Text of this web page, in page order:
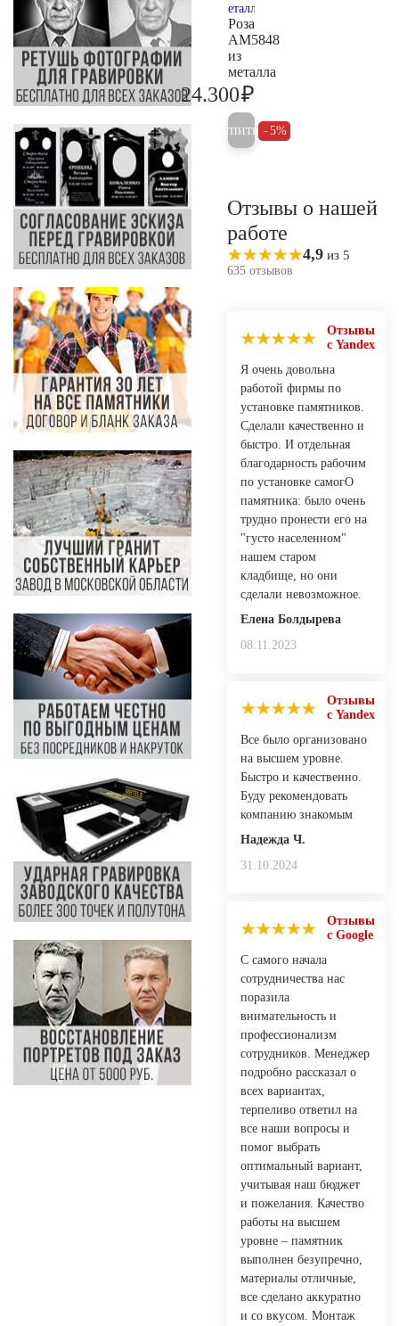
Роза
AM5848
из
металла
24.300₽
Купить 5%
Отзывы о нашей
работе
4,9 из 5
635 отзывов
Отзывы
с Yandex
Я очень довольна
работой фирмы по
установке памятников.
Сделали качественно и
быстро. И отдельная
благодарность рабочим
по установке самогО
памятника: было очень
трудно пронести его на
"густо населенном"
нашем старом
кладбище, но они
сделали невозможное.
Елена Болдырева
08.11.2023
Отзывы
с Yandex
Все было организовано
на высшем уровне.
Быстро и качественно.
Буду рекомендовать
компанию знакомым
Надежда Ч.
31.10.2024
Отзывы
с Google
С самого начала
сотрудничества нас
поразила
внимательность и
профессионализм
сотрудников. Менеджер
подробно рассказал о
всех вариантах,
терпеливо ответил на
все наши вопросы и
помог выбрать
оптимальный вариант,
учитывая наш бюджет
и пожелания. Качество
работы на высшем
уровне – памятник
выполнен безупречно,
материалы отличные,
все сделано аккуратно
и со вкусом. Монтаж